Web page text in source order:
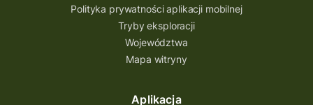
Park Etnograficzny w Tokarni
Park Etnograficzny
natura
mazowieckie
Polityka prywatności aplikacji mobilnej
Tryby eksploracji
Województwa
Mapa witryny
Aplikacja